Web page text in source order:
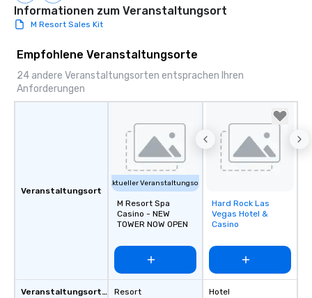
Informationen zum Veranstaltungsort
M Resort Sales Kit
Empfohlene Veranstaltungsorte
24 andere Veranstaltungsorten entsprachen Ihren
Anforderungen
Veranstaltungsort
Veranstaltungsortstyp
Aktueller Veranstaltungsort
M Resort Spa
Casino - NEW
TOWER NOW OPEN
Resort
Removed from
favorites
Hard Rock Las
Vegas Hotel &
Casino
Hotel